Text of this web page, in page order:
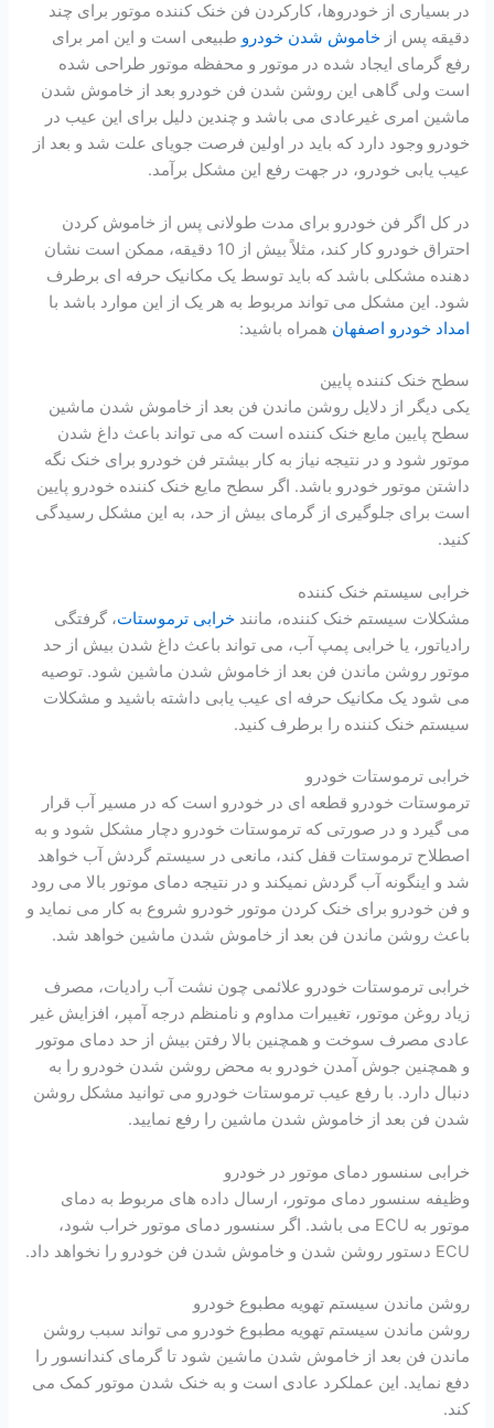
در بسیاری از خودروها، کارکردن فن خنک کننده موتور برای چند
دقیقه پس ازخاموش شدن خودرو طبیعی است و این امر برای
رفع گرمای ایجاد شده در موتور و محفظه موتور طراحی شده
است ولی گاهی این روشن شدن فن خودرو بعد از خاموش شدن
ماشین امری غیرعادی می باشد و چندین دلیل برای این عیب در
خودرو وجود دارد که باید در اولین فرصت جویای علت شد و بعد از
عیب یابی خودرو، در جهت رفع این مشکل برآمد.
در کل اگر فن خودرو برای مدت طولانی پس از خاموش کردن
احتراق خودرو کار کند، مثلاً بیش از 10 دقیقه، ممکن است نشان
دهنده مشکلی باشد که باید توسط یک مکانیک حرفه ای برطرف
شود. این مشکل می تواند مربوط به هر یک از این موارد باشد با
امداد خودرو اصفهان همراه باشید:
سطح خنک کننده پایین
یکی دیگر از دلایل روشن ماندن فن بعد از خاموش شدن ماشین
سطح پایین مایع خنک کننده است که می تواند باعث داغ شدن
موتور شود و در نتیجه نیاز به کار بیشتر فن خودرو برای خنک نگه
داشتن موتور خودرو باشد. اگر سطح مایع خنک کننده خودرو پایین
است برای جلوگیری از گرمای بیش از حد، به این مشکل رسیدگی
کنید.
خرابی سیستم خنک کننده
مشکلات سیستم خنک کننده، مانندخرابی ترموستات، گرفتگی
رادیاتور، یا خرابی پمپ آب، می تواند باعث داغ شدن بیش از حد
موتور روشن ماندن فن بعد از خاموش شدن ماشین شود. توصیه
می شود یک مکانیک حرفه ای عیب یابی داشته باشید و مشکلات
سیستم خنک کننده را برطرف کنید.
خرابی ترموستات خودرو
ترموستات خودرو قطعه ای در خودرو است که در مسیر آب قرار
می گیرد و در صورتی که ترموستات خودرو دچار مشکل شود و به
اصطلاح ترموستات قفل کند، مانعی در سیستم گردش آب خواهد
شد و اینگونه آب گردش نمیکند و در نتیجه دمای موتور بالا می رود
و فن خودرو برای خنک کردن موتور خودرو شروع به کار می نماید و
باعث روشن ماندن فن بعد از خاموش شدن ماشین خواهد شد.
خرابی ترموستات خودرو علائمی چون نشت آب رادیات، مصرف
زیاد روغن موتور، تغییرات مداوم و نامنظم درجه آمپر، افزایش غیر
عادی مصرف سوخت و همچنین بالا رفتن بیش از حد دمای موتور
و همچنین جوش آمدن خودرو به محض روشن شدن خودرو را به
دنبال دارد. با رفع عیب ترموستات خودرو می توانید مشکل روشن
شدن فن بعد از خاموش شدن ماشین را رفع نمایید.
خرابی سنسور دمای موتور در خودرو
وظیفه سنسور دمای موتور، ارسال داده های مربوط به دمای
موتور به ECU می باشد. اگر سنسور دمای موتور خراب شود،
ECU دستور روشن شدن و خاموش شدن فن خودرو را نخواهد داد.
روشن ماندن سیستم تهویه مطبوع خودرو
روشن ماندن سیستم تهویه مطبوع خودرو می تواند سبب روشن
ماندن فن بعد از خاموش شدن ماشین شود تا گرمای کندانسور را
دفع نماید. این عملکرد عادی است و به خنک شدن موتور کمک می
کند.